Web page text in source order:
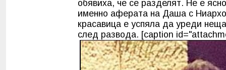
обявиха, че се разделят. Не е
именно аферата на Даша с
красавица е успяла да уреди
след развода. [caption